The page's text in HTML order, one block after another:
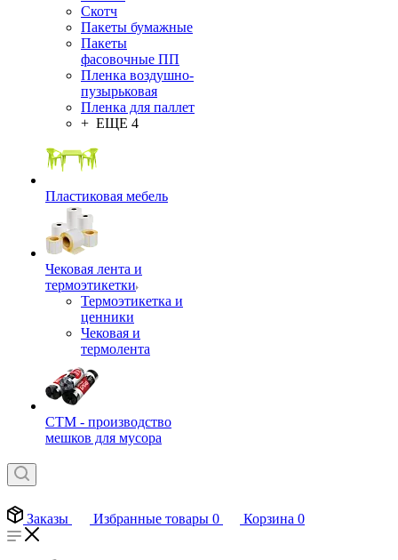
Скотч
Пакеты бумажные
Пакеты
фасовочные ПП
Пленка воздушно-
пузырьковая
Пленка для паллет
+ ЕЩЕ 4
Пластиковая мебель
Чековая лента и
термоэтикетки
Термоэтикетка и
ценники
Чековая и
термолента
СТМ - производство
мешков для мусора
Заказы Избранные товары 0 Корзина 0